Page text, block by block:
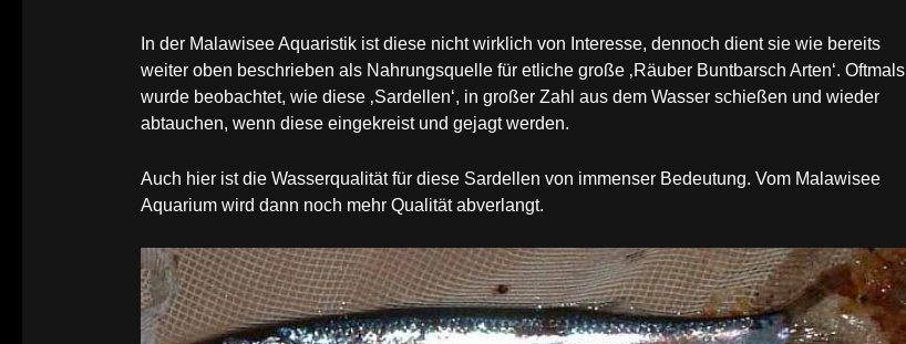
In der Malawisee Aquaristik ist diese nicht wirklich von Interesse, dennoch dient sie wie bereits
weiter oben beschrieben als Nahrungsquelle für etliche große ‚Räuber Buntbarsch Arten‘. Oftmals
wurde beobachtet, wie diese ‚Sardellen‘, in großer Zahl aus dem Wasser schießen und wieder
abtauchen, wenn diese eingekreist und gejagt werden.
Auch hier ist die Wasserqualität für diese Sardellen von immenser Bedeutung. Vom Malawisee
Aquarium wird dann noch mehr Qualität abverlangt.